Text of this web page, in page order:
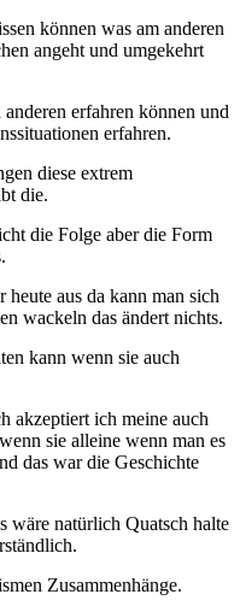
können was am anderen
angeht und umgekehrt
erfahren können und
erfahren.
diese extrem
die.
die Folge aber die Form
heute aus da kann man sich
wackeln das ändert nichts.
kann wenn sie auch
akzeptiert ich meine auch
sie alleine wenn man es
das war die Geschichte
wäre natürlich Quatsch halte
Zusammenhänge.